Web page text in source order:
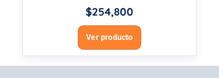
$254,800
Ver producto